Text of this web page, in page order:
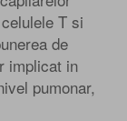
T si
de
implicat in
pumonar,